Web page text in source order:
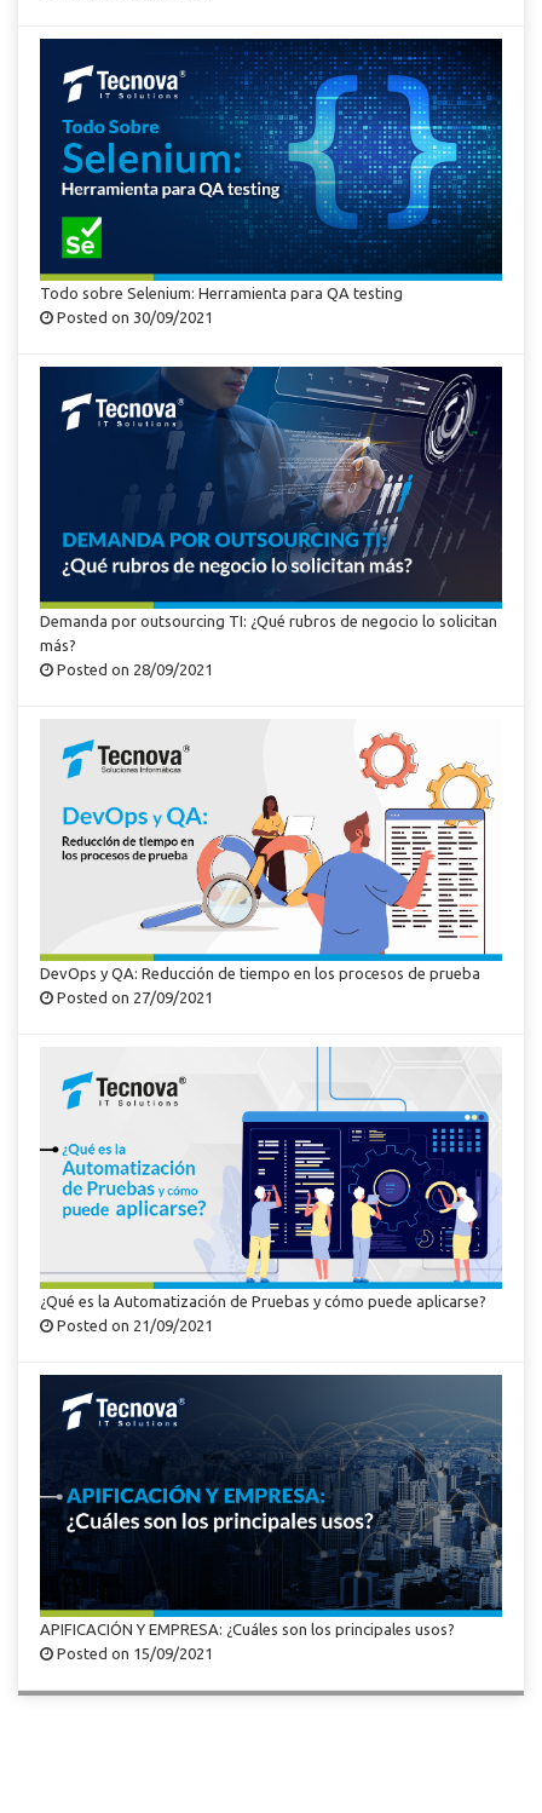
Todo sobre Selenium: Herramienta para QA testing
Posted on 30/09/2021
Demanda por outsourcing TI: ¿Qué rubros de negocio lo solicitan
más?
Posted on 28/09/2021
DevOps y QA: Reducción de tiempo en los procesos de prueba
Posted on 27/09/2021
¿Qué es la Automatización de Pruebas y cómo puede aplicarse?
Posted on 21/09/2021
APIFICACIÓN Y EMPRESA: ¿Cuáles son los principales usos?
Posted on 15/09/2021